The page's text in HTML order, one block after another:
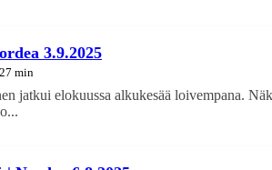
3.9.2025
min
jatkui elokuussa alkukesää loivempana.